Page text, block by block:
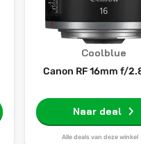
Coolblue
Canon RF 16mm f/
Naar deal
Alle deals van deze winkel